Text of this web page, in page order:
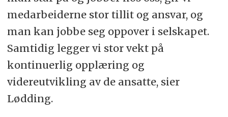
medarbeiderne stor tillit og ansvar, og
man kan jobbe seg oppover i selskapet.
Samtidig legger vi stor vekt på
kontinuerlig opplæring og
videreutvikling av de ansatte, sier
Lødding.